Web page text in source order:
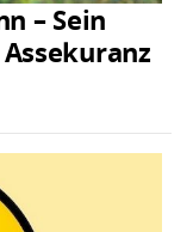
– Sein